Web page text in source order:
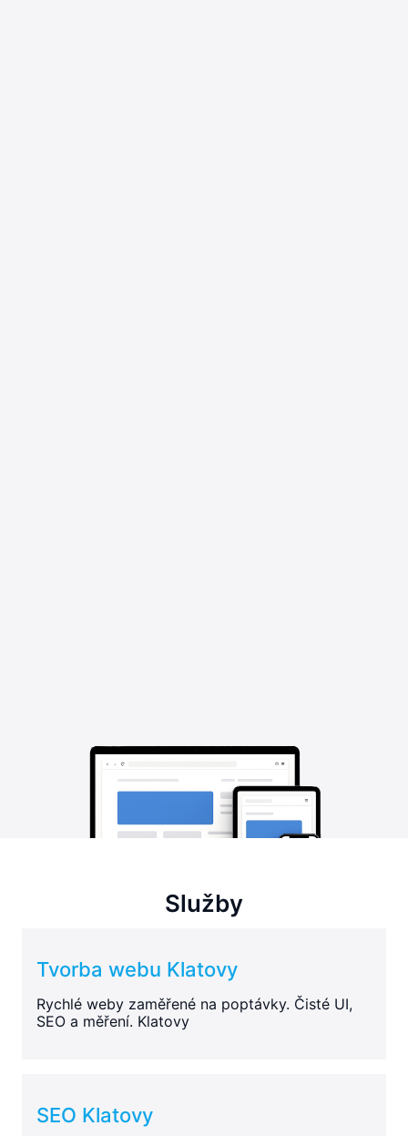
Služby
Tvorba webu Klatovy
Rychlé weby zaměřené na poptávky. Čisté UI,
SEO a měření. Klatovy
SEO Klatovy